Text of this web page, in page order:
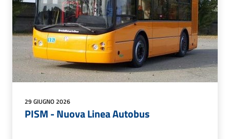
29 GIUGNO 2026
PISM - Nuova Linea Autobus